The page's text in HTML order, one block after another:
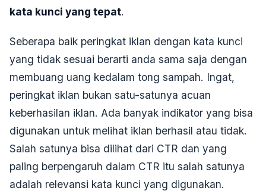
kata kunci yang tepat.
Seberapa baik peringkat iklan dengan kata kunci
yang tidak sesuai berarti anda sama saja dengan
membuang uang kedalam tong sampah. Ingat,
peringkat iklan bukan satu-satunya acuan
keberhasilan iklan. Ada banyak indikator yang bisa
digunakan untuk melihat iklan berhasil atau tidak.
Salah satunya bisa dilihat dari CTR dan yang
paling berpengaruh dalam CTR itu salah satunya
adalah relevansi kata kunci yang digunakan.